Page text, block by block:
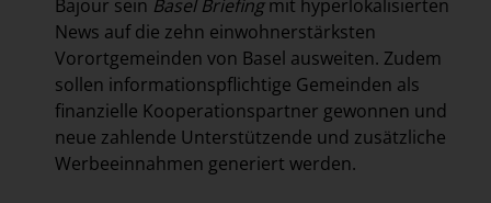
Bajour sein Basel Briefingmit hyperlokalisierten
News auf die zehn einwohnerstärksten
Vorortgemeinden von Basel ausweiten. Zudem
sollen informationspflichtige Gemeinden als
finanzielle Kooperationspartner gewonnen und
neue zahlende Unterstützende und zusätzliche
Werbeeinnahmen generiert werden.